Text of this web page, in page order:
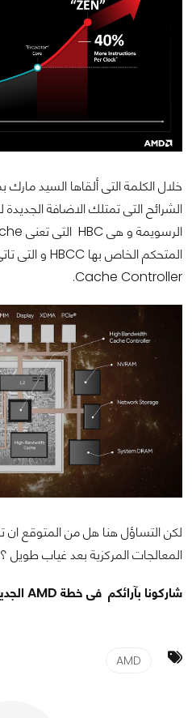
Cache Controller.
المعالجات المركزية بعد غياب طويل ؟
شاركونا بآرائكم فى خطة AMD الجديدة..
AMD